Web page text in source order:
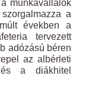
munkavállalók
a
években a
tervezett
adózású béren
az albérleti
a diákhitel